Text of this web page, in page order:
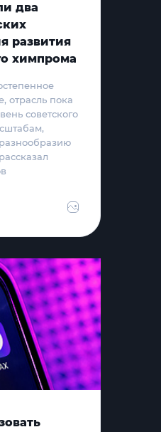
два
развития
химпрома
отрасль пока
советского